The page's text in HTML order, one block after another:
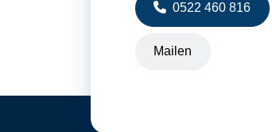
0522 460 816
Mailen